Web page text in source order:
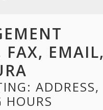
EMAIL,
ADDRESS,
HOURS